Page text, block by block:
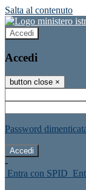
Salta al contenuto
Accedi
Accedi
button close ×
Password
-
Entra con SPID